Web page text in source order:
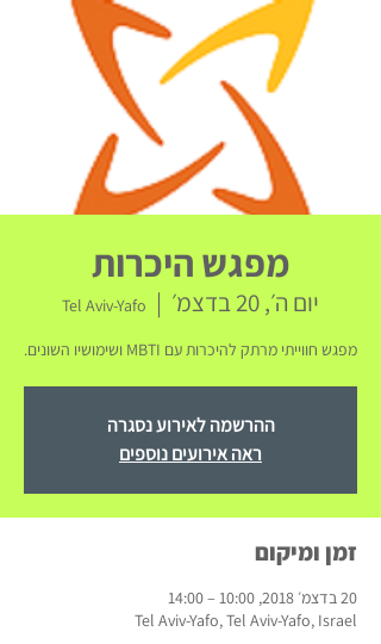
מפגש היכרות
יום ה׳, 20 בדצמ׳
  |
Tel Aviv-Yafo
מפגש חווייתי מרתק להיכרות עם MBTI ושימושיו השונים.
ההרשמה לאירוע נסגרה
ראה אירועים נוספים
זמן ומיקום
20 בדצמ׳ 2018, 10:00 – 14:00
Tel Aviv-Yafo, Tel Aviv-Yafo, Israel